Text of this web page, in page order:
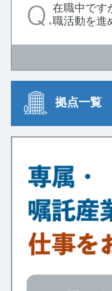
在職中です
職活動を進
拠点一覧